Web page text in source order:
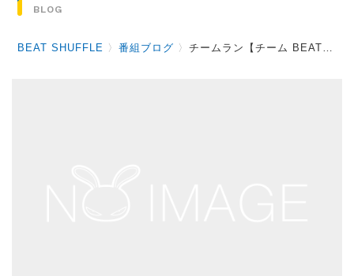
BLOG
BEAT SHUFFLE 〉番組ブログ 〉チームラン【チーム BEAT MUSCLE】～そのいち～